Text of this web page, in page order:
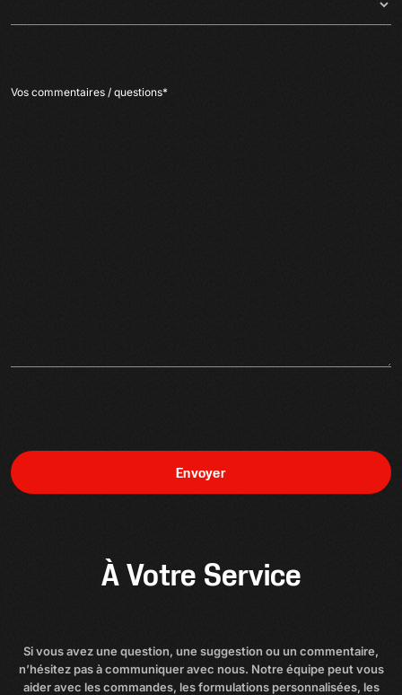
Vos commentaires / questions*
Envoyer
À Votre Service
Si vous avez une question, une suggestion ou un commentaire,
n’hésitez pas à communiquer avec nous. Notre équipe peut vous
aider avec les commandes, les formulations personnalisées, les